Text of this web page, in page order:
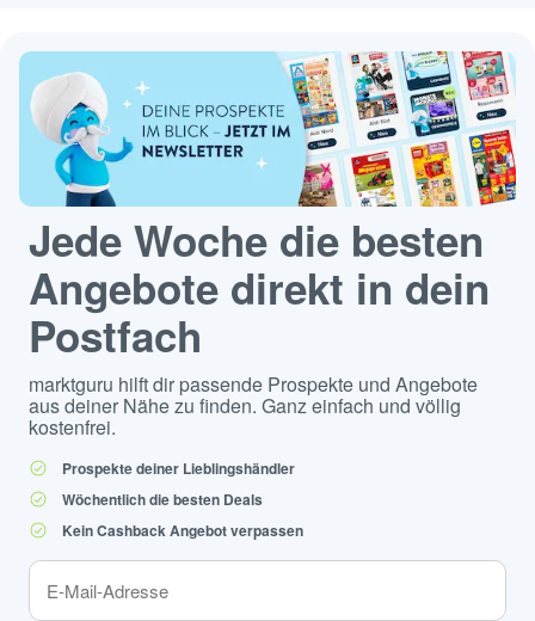
Jede Woche die besten
Angebote direkt in dein
Postfach
marktguru hilft dir passende Prospekte und Angebote
aus deiner Nähe zu finden. Ganz einfach und völlig
kostenfrei.
Prospekte deiner Lieblingshändler
Wöchentlich die besten Deals
Kein Cashback Angebot verpassen